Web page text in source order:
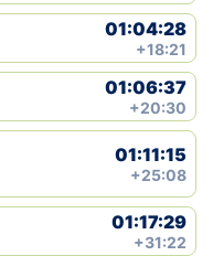
01:04:28
+18:21
01:06:37
+20:30
01:11:15
+25:08
01:17:29
+31:22